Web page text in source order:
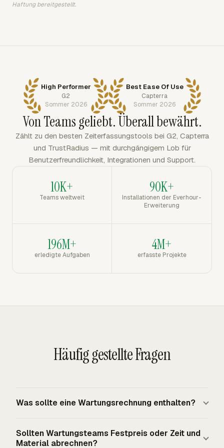
Haftung bereitgestellt.
High Performer
G2
Sommer 2026
Best Ease Of Use
Capterra
Sommer 2026
Von Teams geliebt. Überall bewährt.
Zählt zu den besten Zeiterfassungstools bei G2, Capterra
und TrustRadius — mit durchgängigem Lob für
Benutzerfreundlichkeit, Integrationen und Support.
10K+
Teams weltweit
90K+
Installationen der Everhour-
Erweiterung
196M+
erledigte Aufgaben
4M+
erfasste Projekte
Häufig gestellte Fragen
Was sollte eine Wartungsrechnung enthalten?
Serviceanbieter, Rechnungsdatum und -nummer,
Sollten Wartungsteams Festpreis oder Zeit und
Material abrechnen?